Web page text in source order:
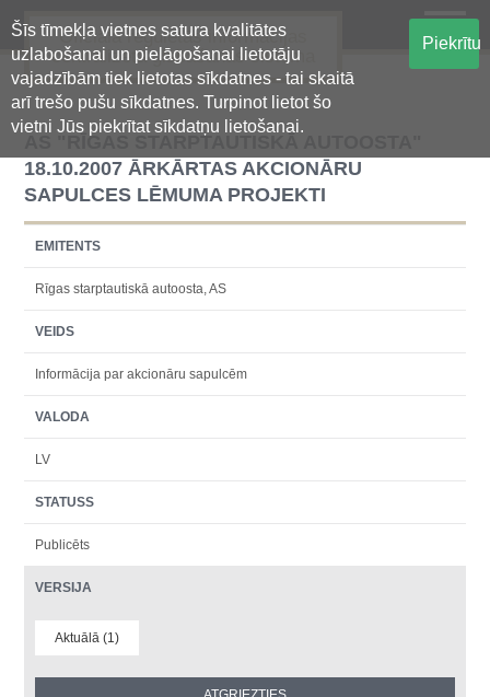
Šīs tīmekļa vietnes satura kvalitātes
uzlabošanai un pielāgošanai lietotāju
vajadzībām tiek lietotas sīkdatnes - tai skaitā
arī trešo pušu sīkdatnes. Turpinot lietot šo
vietni Jūs piekrītat sīkdatņu lietošanai.
Piekrītu
Oficiālā regulētās informācijas
centralizētā glabāšanas sistēma
AS "RĪGAS STARPTAUTISKĀ AUTOOSTA"
18.10.2007 ĀRKĀRTAS AKCIONĀRU
SAPULCES LĒMUMA PROJEKTI
EMITENTS
Rīgas starptautiskā autoosta, AS
VEIDS
Informācija par akcionāru sapulcēm
VALODA
LV
STATUSS
Publicēts
VERSIJA
Aktuālā (1)